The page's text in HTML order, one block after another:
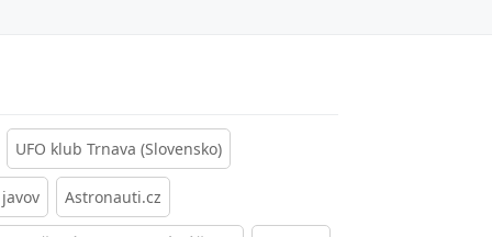
UFO klub Trnava (Slovensko)
Astronauti.cz